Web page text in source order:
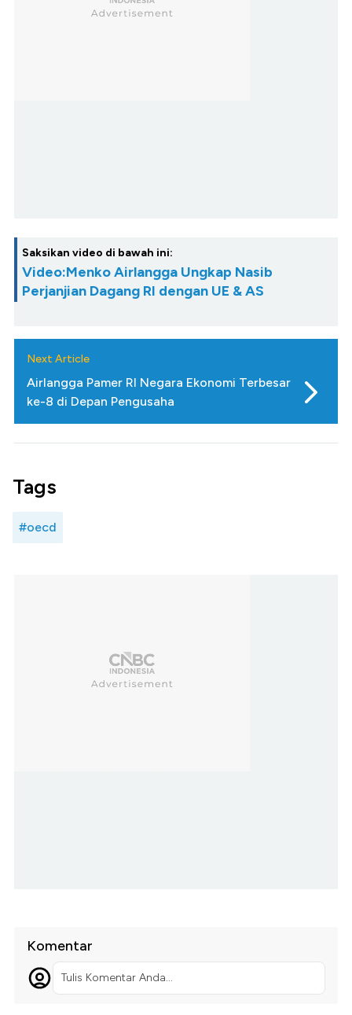
Saksikan video di bawah ini:
Video:Menko Airlangga Ungkap Nasib
Perjanjian Dagang RI dengan UE & AS
Next Article
Airlangga Pamer RI Negara Ekonomi Terbesar
ke-8 di Depan Pengusaha
Tags
#oecd
Komentar
Tulis Komentar Anda...